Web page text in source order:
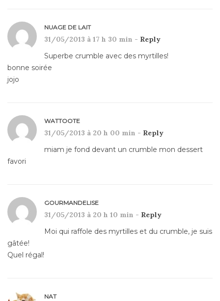
NUAGE DE LAIT
31/05/2013 à 17 h 30 min - Reply
Superbe crumble avec des myrtilles!
bonne soirée
jojo
WATTOOTE
31/05/2013 à 20 h 00 min - Reply
miam je fond devant un crumble mon dessert
favori
GOURMANDELISE
31/05/2013 à 20 h 10 min - Reply
Moi qui raffole des myrtilles et du crumble, je suis
gâtée!
Quel régal!
NAT